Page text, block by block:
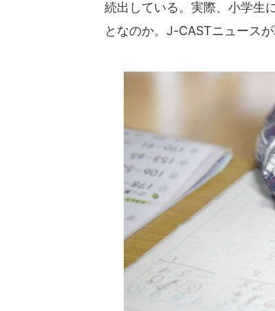
続出している。実際、小学生
となのか。J-CASTニュースが